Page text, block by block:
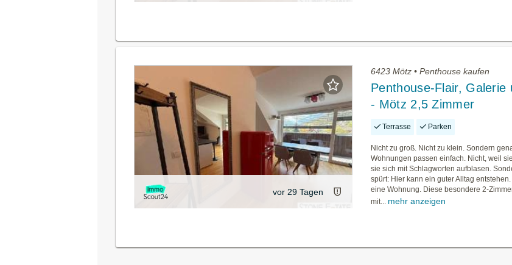
vor 29 Tagen
6423 Mötz • Penthouse kaufen
Penthouse-Flair, Galerie
- Mötz 2,5 Zimmer
Terrasse Parken
Nicht zu groß. Nicht zu klein. Sondern
Wohnungen passen einfach. Nicht, weil
sie sich mit Schlagworten aufblasen.
spürt: Hier kann ein guter Alltag
eine Wohnung. Diese besondere 2-
mit... mehr anzeigen